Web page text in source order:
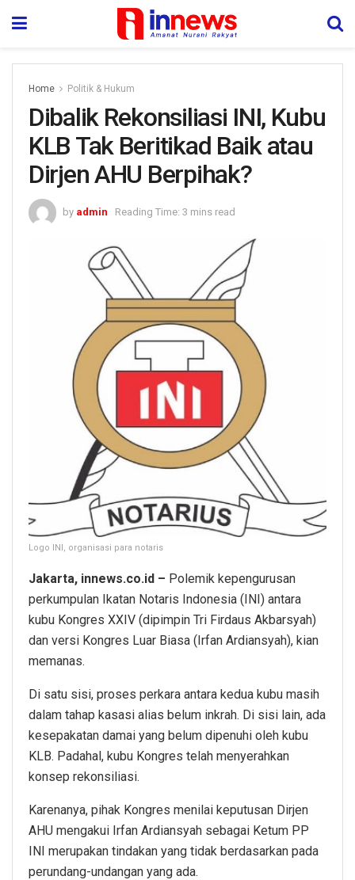
Home Politik & Hukum
Dibalik Rekonsiliasi INI, Kubu
KLB Tak Beritikad Baik atau
Dirjen AHU Berpihak?
by admin Reading Time: 3 mins read
Logo INI, organisasi para notaris
Jakarta, innews.co.id – Polemik kepengurusan
perkumpulan Ikatan Notaris Indonesia (INI) antara
kubu Kongres XXIV (dipimpin Tri Firdaus Akbarsyah)
dan versi Kongres Luar Biasa (Irfan Ardiansyah), kian
memanas.
Di satu sisi, proses perkara antara kedua kubu masih
dalam tahap kasasi alias belum inkrah. Di sisi lain, ada
kesepakatan damai yang belum dipenuhi oleh kubu
KLB. Padahal, kubu Kongres telah menyerahkan
konsep rekonsiliasi.
Karenanya, pihak Kongres menilai keputusan Dirjen
AHU mengakui Irfan Ardiansyah sebagai Ketum PP
INI merupakan tindakan yang tidak berdasarkan pada
perundang-undangan yang ada.